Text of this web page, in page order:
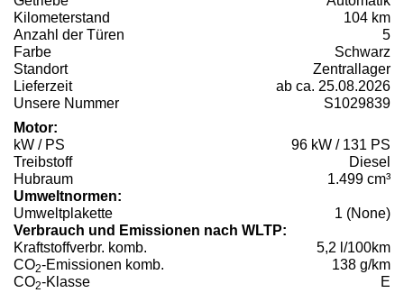
Kilometerstand
104 km
Anzahl der Türen
5
Farbe
Schwarz
Standort
Zentrallager
Lieferzeit
ab ca. 25.08.2026
Unsere Nummer
S1029839
Motor:
kW / PS
96 kW / 131 PS
Treibstoff
Diesel
Hubraum
1.499 cm³
Umweltnormen:
Umweltplakette
1 (None)
Verbrauch und Emissionen nach WLTP:
Kraftstoffverbr. komb.
5,2 l/100km
CO2-Emissionen komb.
138 g/km
CO2-Klasse E